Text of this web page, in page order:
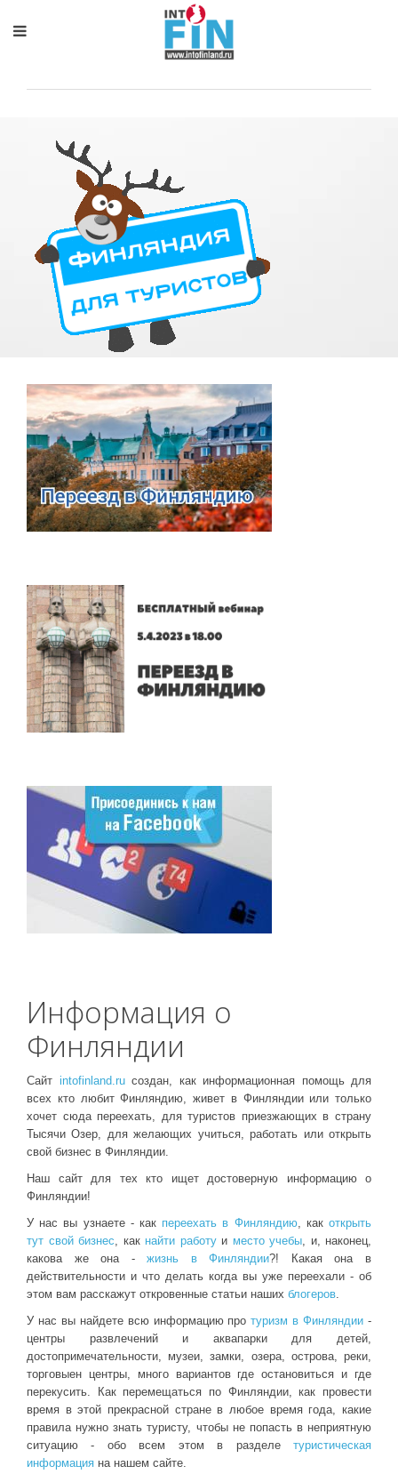
Информация о
Финляндии
Сайт intofinland.ruсоздан, как информационная помощь для
всех кто любит Финляндию, живет в Финляндии или только
хочет сюда переехать, для туристов приезжающих в страну
Тысячи Озер, для желающих учиться, работать или открыть
свой бизнес в Финляндии.
Наш сайт для тех кто ищет достоверную информацию о
Финляндии!
У нас вы узнаете - как переехать в Финляндию, какоткрыть
тут свой бизнес, как найти работуи место учебы, и, наконец,
какова же она -жизнь в Финляндии?! Какая она в
действительности и что делать когда вы уже переехали - об
этом вам расскажут откровенные статьи наших блогеров.
У нас вы найдете всю информацию протуризм в Финляндии -
центры развлечений и аквапарки для детей,
достопримечательности, музеи, замки, озера, острова, реки,
торговыен центры, много вариантов где остановиться и где
перекусить. Как перемещаться по Финляндии, как провести
время в этой прекрасной стране в любое время года, какие
правила нужно знать туристу, чтобы не попасть в неприятную
ситуацию - обо всем этом в разделе туристическая
информация на нашем сайте.